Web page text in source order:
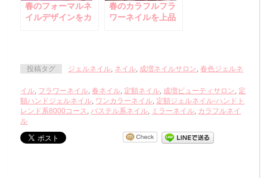
春のフォーマルネ
イルデザインをカ
春のカラフルフラ
ワーネイルを上品
投稿タグ ジェルネイル ネイル 成増ネイルサロン ,春色ジェルネ
イル フラワーネイル ,春ネイル 定額ネイル 成増ビューティサロン 定
額ハンドジェルネイル ワンカラーネイル 定額ジェルネイル-ハンドト
レンド系8000コース
パステル系ネイル ミラーネイル カラフルネイ
ル